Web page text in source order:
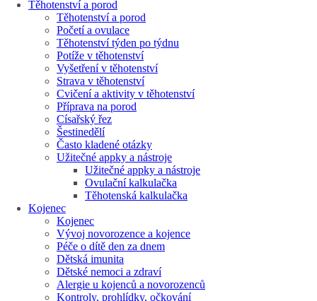
Těhotenství a porod
Těhotenství a porod
Početí a ovulace
Těhotenství týden po týdnu
Potíže v těhotenství
Vyšetření v těhotenství
Strava v těhotenství
Cvičení a aktivity v těhotenství
Příprava na porod
Císařský řez
Šestinedělí
Často kladené otázky
Užitečné appky a nástroje
Užitečné appky a nástroje
Ovulační kalkulačka
Těhotenská kalkulačka
Kojenec
Kojenec
Vývoj novorozence a kojence
Péče o dítě den za dnem
Dětská imunita
Dětské nemoci a zdraví
Alergie u kojenců a novorozenců
Kontroly, prohlídky, očkování